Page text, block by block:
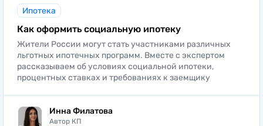
Ипотека
Как оформить социальную ипотеку
Жители России могут стать участниками различных
льготных ипотечных программ. Вместе с экспертом
рассказываем об условиях социальной ипотеки,
процентных ставках и требованиях к заемщику
Инна Филатова
Автор КП